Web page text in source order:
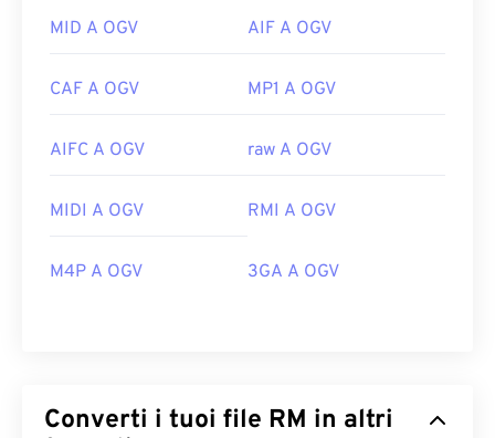
MID A OGV AIF A OGV
CAF A OGV MP1 A OGV
AIFC A OGV raw A OGV
MIDI A OGV RMI A OGV
M4P A OGV 3GA A OGV
Converti i tuoi file RM in altri